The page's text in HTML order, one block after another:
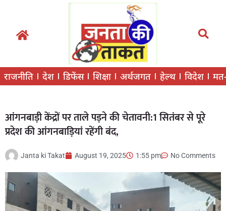
राजनीति देश डिफेंस शिक्षा अर्थजगत हेल्थ विदेश
आंगनबाड़ी केंद्रों पर ताले पड़ने की चेतावनी:1 सितंबर से पूरे
प्रदेश की आंगनबाड़ियां रहेंगी बंद,
Janta ki Takat August 19, 2025 1:55 pm No Comments